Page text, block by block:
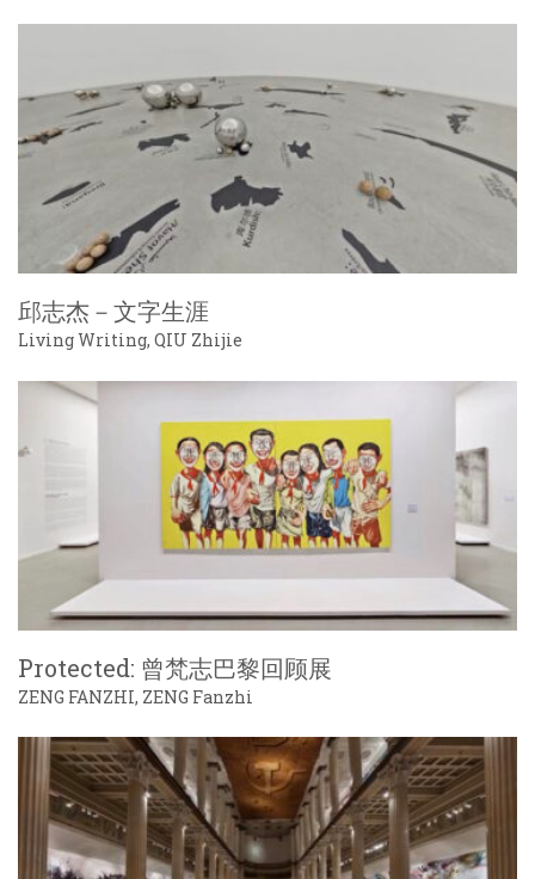
邱志杰－文字生涯
Living Writing, QIU Zhijie
Protected: 曾梵志巴黎回顾展
ZENG FANZHI, ZENG Fanzhi